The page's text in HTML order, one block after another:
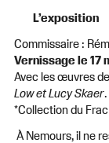
L’exposition
Commissaire :
Vernissage le 17
Avec les œuvres
Low et Lucy Skaer.
*Collection du
À Nemours, il ne